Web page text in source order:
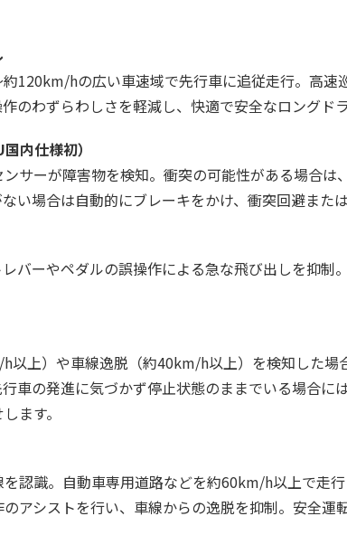
120km/hの広い車速域で先行車に追従走行。高速
のわずらわしさを軽減し、快適で安全なロングド
内仕様初）
サーが障害物を検知。衝突の可能性がある場合は
い場合は自動的にブレーキをかけ、衝突回避または
バーやペダルの誤操作による急な飛び出しを抑制
以上）や車線逸脱（約40km/h以上）を検知した場
車の発進に気づかず停止状態のままでいる場合に
ます。
認識。自動車専用道路などを約60km/h以上で走
アシストを行い、車線からの逸脱を抑制。安全運